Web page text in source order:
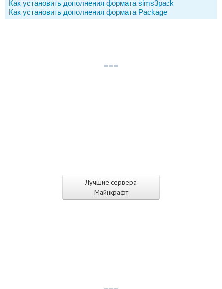
Лучшие сервера
Майнкрафт
Как установить дополнения формата sims3pack
Как установить дополнения формата Package